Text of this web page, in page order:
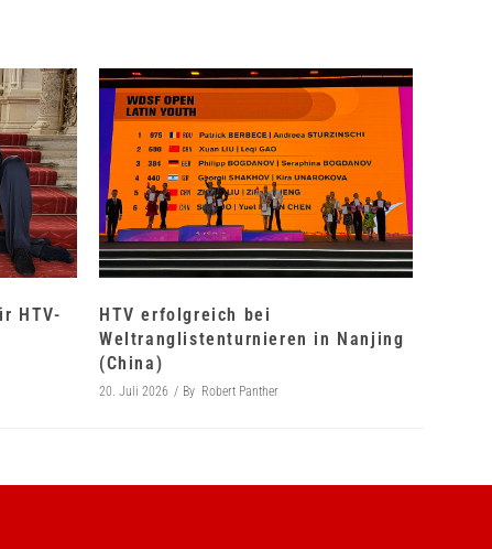
HTV-
HTV erfolgreich bei
Weltranglistenturnieren in Nanjing
(China)
20. Juli 2026 By Robert Panther